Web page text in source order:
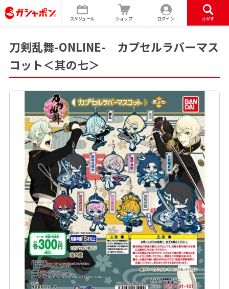
スケジュール ショップ ログイン さがす
刀剣乱舞-ONLINE- カプセルラバーマス
コット＜其の七＞